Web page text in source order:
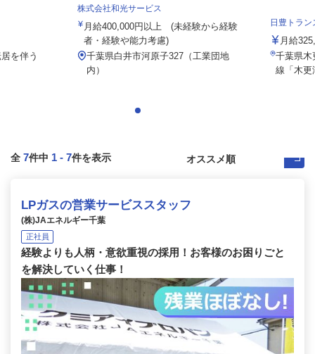
を伴う
株式会社和光サービス
月給400,000円以上 (未経験から経験
者・経験や能力考慮)
千葉県白井市河原子327（工業団地
内）
日豊トラ
月給
千葉県木
線「木更
全 7件中 1 - 7件を表示
LPガスの営業サービススタッフ
(株)JAエネルギー千葉
正社員
経験よりも人柄・意欲重視の採用！お客様のお困りごと
を解決していく仕事！